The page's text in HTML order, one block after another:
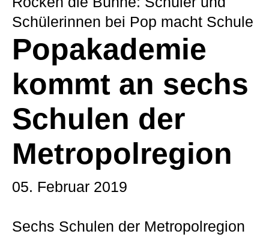
Schülerinnen bei Pop macht Schule
Popakademie
kommt an sechs
Schulen der
Metropol­region
05. Februar 2019
Sechs Schulen der Metropolregion